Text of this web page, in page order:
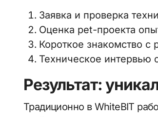
Заявка и проверка
Оценка pet-проекта
Короткое знакомство
Техническое интервью
Результат:
Традиционно в WhiteBIT